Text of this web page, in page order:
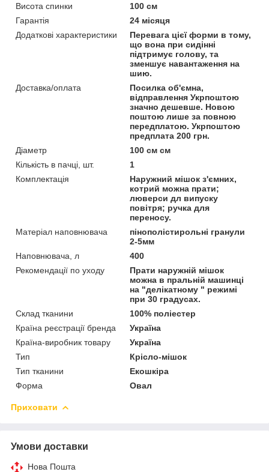
Висота спинки
100 см
Гарантія
24 місяця
Додаткові характеристики
Перевага цієї форми в тому,
що вона при сидінні
підтримує голову, та
зменшує навантаження на
шию.
Доставка/оплата
Посилка об'ємна,
відправлення Укрпоштою
значно дешевше. Новою
поштою лише за повною
передплатою. Укрпоштою
предплата 200 грн.
Діаметр
100 см см
Кількість в пачці, шт.
1
Комплектація
Наружний мішок з'ємних,
котрий можна прати;
люверси дл випуску
повітря; ручка для
переносу.
Матеріал наповнювача
пінополістирольні гранули
2-5мм
Наповнювача, л
400
Рекомендації по уходу
Прати наружній мішок
можна в пральній машинці
на "делікатному " режимі
при 30 градусах.
Склад тканини
100% поліестер
Країна реєстрації бренда
Україна
Країна-виробник товару
Україна
Тип
Крісло-мішок
Тип тканини
Екошкіра
Форма
Овал
Приховати
Умови доставки
Нова Пошта